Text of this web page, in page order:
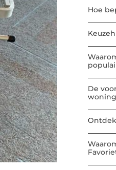
Hoe
De
woning